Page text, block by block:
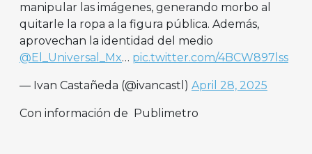
manipular las imágenes, generando morbo al
quitarle la ropa a la figura pública. Además,
aprovechan la identidad del medio
@El_Universal_Mx… pic.twitter.com/4BCW897lss
— Ivan Castañeda (@ivancastl) April 28, 2025
Con información de Publimetro